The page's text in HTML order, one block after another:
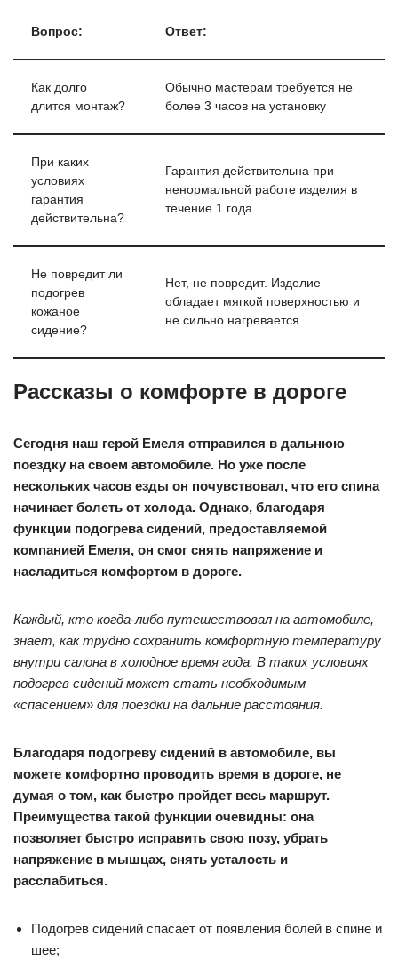
Вопрос: Ответ:
Как долго
длится монтаж?
Обычно мастерам требуется не
более 3 часов на установку
При каких
условиях
гарантия
действительна?
Гарантия действительна при
ненормальной работе изделия в
течение 1 года
Не повредит ли
подогрев
кожаное
сидение?
Нет, не повредит. Изделие
обладает мягкой поверхностью и
не сильно нагревается.
Рассказы о комфорте в дороге
Сегодня наш герой Емеля отправился в дальнюю
поездку на своем автомобиле. Но уже после
нескольких часов езды он почувствовал, что его спина
начинает болеть от холода. Однако, благодаря
функции подогрева сидений, предоставляемой
компанией Емеля, он смог снять напряжение и
насладиться комфортом в дороге.
Каждый, кто когда-либо путешествовал на автомобиле,
знает, как трудно сохранить комфортную температуру
внутри салона в холодное время года. В таких условиях
подогрев сидений может стать необходимым
«спасением» для поездки на дальние расстояния.
Благодаря подогреву сидений в автомобиле, вы
можете комфортно проводить время в дороге, не
думая о том, как быстро пройдет весь маршрут.
Преимущества такой функции очевидны: она
позволяет быстро исправить свою позу, убрать
напряжение в мышцах, снять усталость и
расслабиться.
Подогрев сидений спасает от появления болей в спине и
шее;